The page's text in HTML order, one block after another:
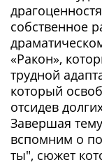
собственное
«Ракон»,
трудной
который
отсидев
Завершая
вспомним о
ты", сюжет